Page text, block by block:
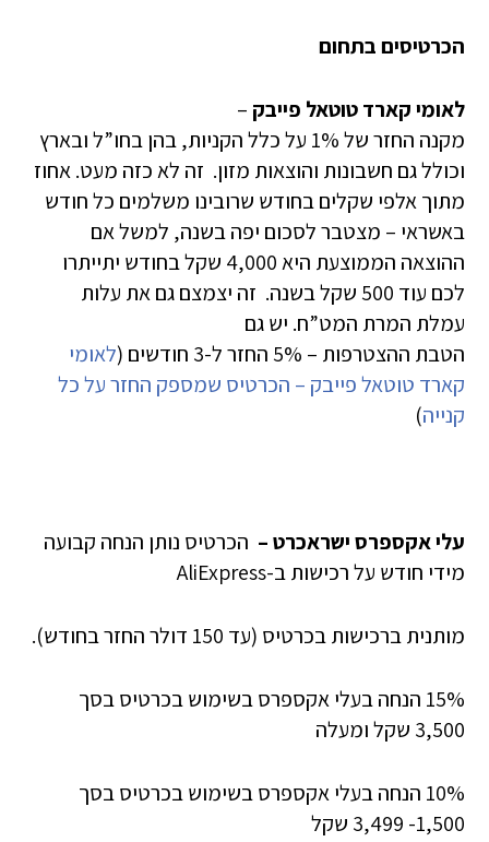
הכרטיסים בתחום
לאומי קארד טוטאל פייבק –
מקנה החזר של 1% על כלל הקניות, בהן בחו”ל ובארץ
וכולל גם חשבונות והוצאות מזון. זה לא כזה מעט. אחוז
מתוך אלפי שקלים בחודש שרובינו משלמים כל חודש
באשראי – מצטבר לסכום יפה בשנה, למשל אם
ההוצאה הממוצעת היא 4,000 שקל בחודש יתייתרו
לכם עוד 500 שקל בשנה. זה יצמצם גם את עלות
עמלת המרת המט”ח. יש גם
הטבת ההצטרפות – 5% החזר ל-3 חודשים (
לאומי
קארד טוטאל פייבק – הכרטיס שמספק החזר על כל
קנייה)
עלי אקספרס ישראכרט – הכרטיס נותן הנחה קבועה
מידי חודש על רכישות ב-AliExpress
מותנית ברכישות בכרטיס (עד 150 דולר החזר בחודש).
15% הנחה בעלי אקספרס בשימוש בכרטיס בסך
3,500 שקל ומעלה
10% הנחה בעלי אקספרס בשימוש בכרטיס בסך
1,500- 3,499 שקל